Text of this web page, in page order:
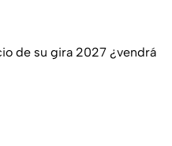
de su gira 2027 ¿vendrá